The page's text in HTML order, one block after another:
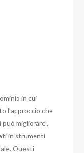
in cui
l’approccio che
migliorare”,
in strumenti
Questi